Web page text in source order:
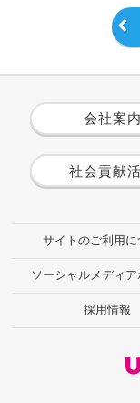
会社案内
社会貢献
サイトのご利用に
ソーシャルメディ
採用情報